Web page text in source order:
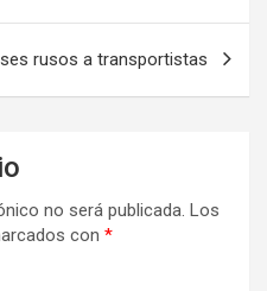
rusos a transportistas
no será publicada. Los
con *